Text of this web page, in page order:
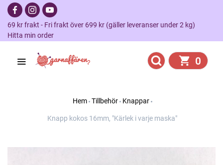
69 kr frakt - Fri frakt över 699 kr (gäller leveranser under 2 kg)
Hitta min order
0
Hem Tillbehör Knappar
Knapp kokos 16mm, "Kärlek i varje maska"